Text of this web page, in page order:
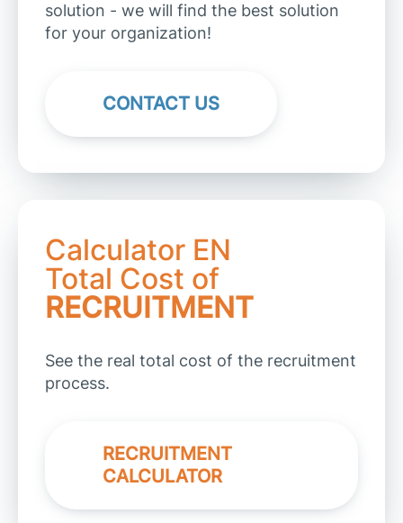
solution - we will find the best solution
for your organization!
CONTACT US
Calculator EN
Total Cost of
RECRUITMENT
See the real total cost of the recruitment
process.
RECRUITMENT
CALCULATOR